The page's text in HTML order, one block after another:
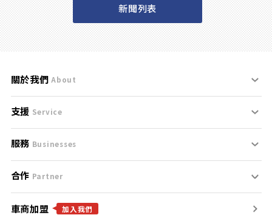
新聞列表
關於我們 About
刊登規範
服務條款
免責聲明
隱私權政策
支援 Service
支援中心
聯絡我們
服務 Businesses
什麼是Goo鑑定？
找好車
合作 Partner
合作夥伴
車商加盟 加入我們